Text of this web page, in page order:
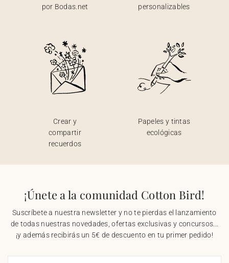
por Bodas.net
personalizables
Crear y
compartir
recuerdos
Papeles y tintas
ecológicas
¡Únete a la comunidad Cotton Bird!
Suscríbete a nuestra newsletter y no te pierdas el lanzamiento
de todas nuestras novedades, ofertas exclusivas y concursos...
¡y además recibirás un 5€ de descuento en tu primer pedido!